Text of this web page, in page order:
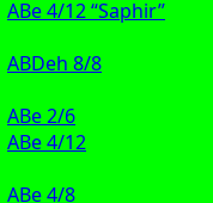
ABe 4/12 “Saphir”
ABDeh 8/8
ABe 2/6
ABe 4/12
ABe 4/8